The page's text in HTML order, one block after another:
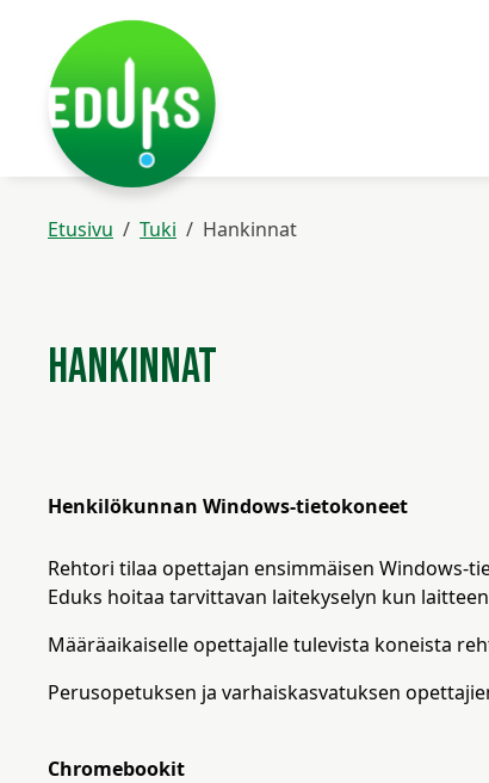
Siirry pääsisältöön
Etusivu Tuki Hankinnat
Hankinnat
Henkilökunnan Windows-tietokoneet
Rehtori tilaa opettajan ensimmäisen Windows-
Eduks hoitaa tarvittavan laitekyselyn kun
Määräaikaiselle opettajalle tulevista koneista
Perusopetuksen ja varhaiskasvatuksen
Chromebookit